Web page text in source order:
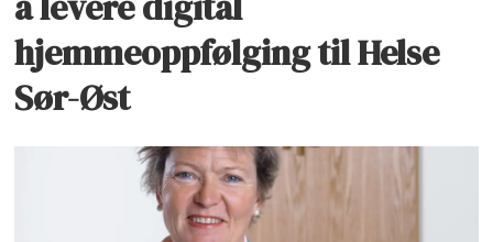
hjemmeoppfølging til Helse
Sør-Øst